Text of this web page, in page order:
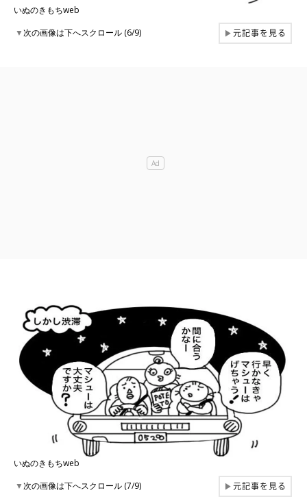
いぬのきもちweb
▼次の画像は下へスクロール (6/9) ▶元記事を見る
いぬのきもちweb
▼次の画像は下へスクロール (7/9) ▶元記事を見る